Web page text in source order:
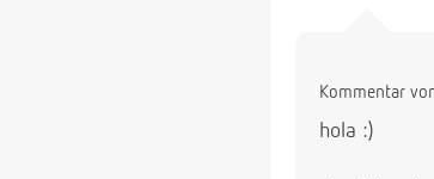
Kommentar
hola :)